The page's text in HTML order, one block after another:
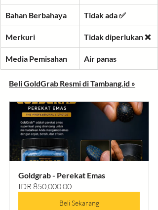
Bahan Berbahaya Tidak ada ✅
Merkuri Tidak diperlukan ❌
Media Pemisahan Air panas
Beli GoldGrab Resmi di Tambang.id »
Goldgrab - Perekat Emas
IDR 850,000.00
Beli Sekarang